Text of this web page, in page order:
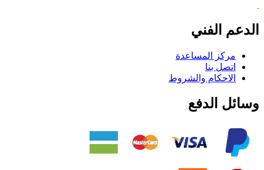
الدعم الفني
مركز المساعدة
اتصل بنا
الاحكام والشروط
وسائل الدفع